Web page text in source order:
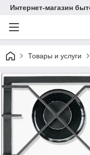
Интернет-магазин
Товары и услуги